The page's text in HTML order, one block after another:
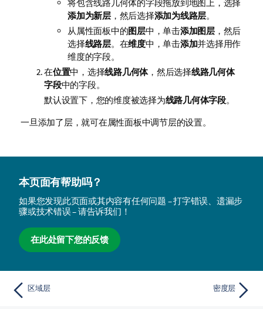
将包含线路几何体的字段拖放到地图上，选择
添加为新层，然后选择添加为线路层。
从属性面板中的图层中，单击添加图层，然后
选择线路层。在维度中，单击添加并选择用作
维度的字段。
在位置中，选择线路几何体，然后选择线路几何体
字段中的字段。
默认设置下，您的维度被选择为线路几何体字段。
一旦添加了层，就可在属性面板中调节层的设置。
本页面有帮助吗？
如果您发现此页面或其内容有任何问题 – 打字错误、遗漏步
骤或技术错误 – 请告诉我们！
在此处留下您的反馈
区域层 密度层